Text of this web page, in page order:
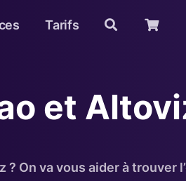
Tarifs
et
On va vous aider à trouver